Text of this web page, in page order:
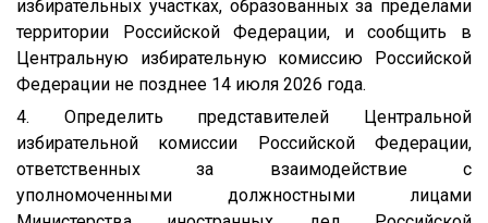
избирательных участках, образованных за пределами
территории Российской Федерации, и сообщить в
Центральную избирательную комиссию Российской
Федерации не позднее 14 июля 2026 года.
4. Определить представителей Центральной
избирательной комиссии Российской Федерации,
ответственных за взаимодействие с
уполномоченными должностными лицами